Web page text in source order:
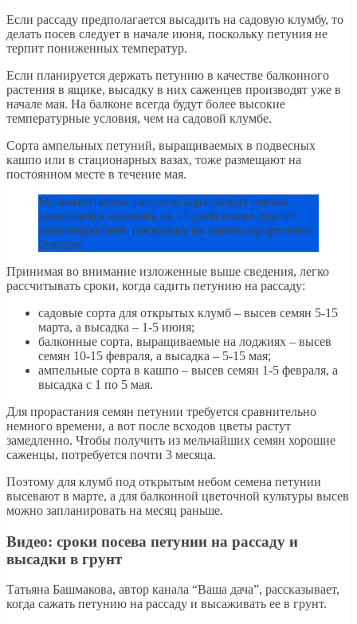
Если рассаду предполагается высадить на садовую клумбу, то
делать посев следует в начале июня, поскольку петуния не
терпит пониженных температур.
Если планируется держать петунию в качестве балконного
растения в ящике, высадку в них саженцев производят уже в
начале мая. На балконе всегда будут более высокие
температурные условия, чем на садовой клумбе.
Сорта ампельных петуний, выращиваемых в подвесных
кашпо или в стационарных вазах, тоже размещают на
постоянном месте в течение мая.
Мелкоцветковые петунии карликовых сортов
допускается высевать на 15 дней позже других
разновидностей, поскольку их семена прорастают
быстрее.
Принимая во внимание изложенные выше сведения, легко
рассчитывать сроки, когда садить петунию на рассаду:
садовые сорта для открытых клумб – высев семян 5-15
марта, а высадка – 1-5 июня;
балконные сорта, выращиваемые на лоджиях – высев
семян 10-15 февраля, а высадка – 5-15 мая;
ампельные сорта в кашпо – высев семян 1-5 февраля, а
высадка с 1 по 5 мая.
Для прорастания семян петунии требуется сравнительно
немного времени, а вот после всходов цветы растут
замедленно. Чтобы получить из мельчайших семян хорошие
саженцы, потребуется почти 3 месяца.
Поэтому для клумб под открытым небом семена петунии
высевают в марте, а для балконной цветочной культуры высев
можно запланировать на месяц раньше.
Видео: сроки посева петунии на рассаду и
высадки в грунт
Татьяна Башмакова, автор канала “Ваша дача”, рассказывает,
когда сажать петунию на рассаду и высаживать ее в грунт.